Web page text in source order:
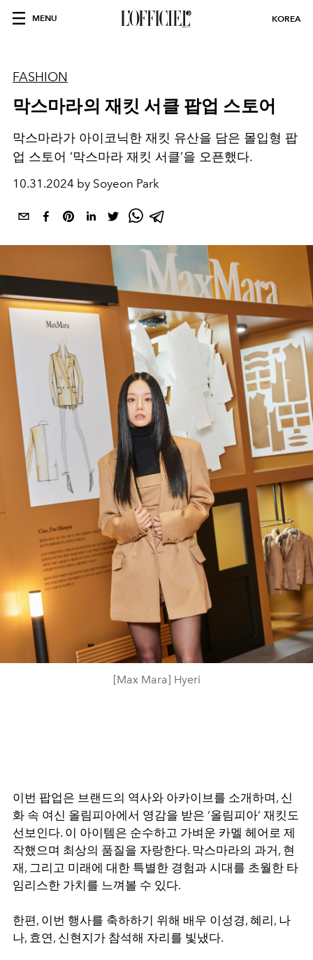
MENU KOREA
FASHION
막스마라의 재킷 서클 팝업 스토어
막스마라가 아이코닉한 재킷 유산을 담은 몰입형 팝
업 스토어 ‘막스마라 재킷 서클’을 오픈했다.
10.31.2024 by Soyeon Park
[Max Mara] Hyeri
이번 팝업은 브랜드의 역사와 아카이브를 소개하며, 신
화 속 여신 올림피아에서 영감을 받은 ‘올림피아’ 재킷도
선보인다. 이 아이템은 순수하고 가벼운 카멜 헤어로 제
작했으며 최상의 품질을 자랑한다. 막스마라의 과거, 현
재, 그리고 미래에 대한 특별한 경험과 시대를 초월한 타
임리스한 가치를 느껴볼 수 있다.
한편, 이번 행사를 축하하기 위해 배우 이성경, 혜리, 나
나, 효연, 신현지가 참석해 자리를 빛냈다.